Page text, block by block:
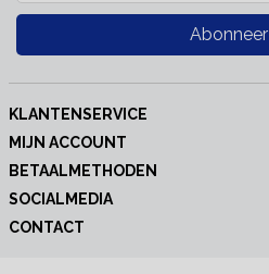
Abonneer
KLANTENSERVICE
MIJN ACCOUNT
BETAALMETHODEN
SOCIALMEDIA
CONTACT